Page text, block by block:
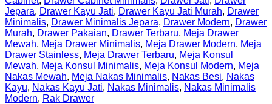
Jepara, Drawer Kayu Jati, Drawer Kayu Jati Murah, Drawer
Minimalis, Drawer Minimalis Jepara, Drawer Modern, Drawer
Murah, Drawer Pakaian, Drawer Terbaru, Meja Drawer
Mewah, Meja Drawer Minimalis, Meja Drawer Modern, Meja
Drawer Stainless, Meja Drawer Terbaru, Meja Konsul
Mewah, Meja Konsul Minimalis, Meja Konsul Modern, Meja
Nakas Mewah, Meja Nakas Minimalis, Nakas Besi, Nakas
Kayu, Nakas Kayu Jati, Nakas Minimalis, Nakas Minimalis
Modern, Rak Drawer